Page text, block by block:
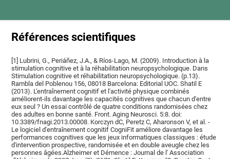
Références scientifiques
[1] Lubrini, G., Periáñez, J.A., & Ríos-Lago, M. (2009). Introduction à la
stimulation cognitive et à la réhabilitation neuropsychologique. Dans
Stimulation cognitive et réhabilitation neuropsychologique. (p.13).
Rambla del Poblenou 156, 08018 Barcelona: Editorial UOC. Shatil E
(2013). L'entraînement cognitif et l'activité physique combinés
améliorent-ils davantage les capacités cognitives que chacun d'entre
eux seul ? Un essai contrôlé de quatre conditions randomisées chez
des adultes en bonne santé. Front. Aging Neurosci. 5:8. doi:
10.3389/fnagi.2013.00008. Korczyn dC, Peretz C, Aharonson V, et al. -
Le logiciel d'entraînement cognitif CogniFit améliore davantage les
performances cognitives que les jeux informatiques classiques : étude
d'intervention prospective, randomisée et en double aveugle chez les
personnes âgées.Alzheimer et Démence : Journal de l' Association